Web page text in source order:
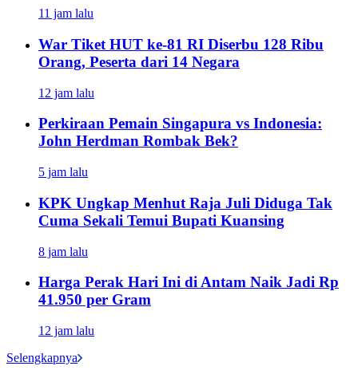
11 jam lalu
War Tiket HUT ke-81 RI Diserbu 128 Ribu
Orang, Peserta dari 14 Negara
12 jam lalu
Perkiraan Pemain Singapura vs Indonesia:
John Herdman Rombak Bek?
5 jam lalu
KPK Ungkap Menhut Raja Juli Diduga Tak
Cuma Sekali Temui Bupati Kuansing
8 jam lalu
Harga Perak Hari Ini di Antam Naik Jadi Rp
41.950 per Gram
12 jam lalu
Selengkapnya